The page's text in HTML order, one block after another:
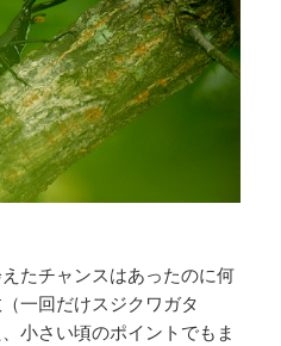
たチャンスはあったのに何
一回だけスジクワガタ
小さい頃のポイントでもま